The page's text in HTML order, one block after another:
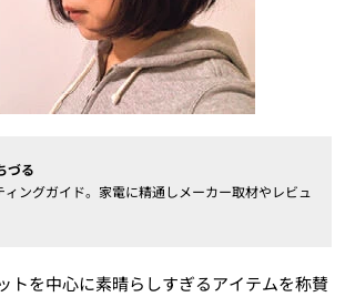
づる
ングガイド。家電に精通しメーカー取材やレビュ
トを中心に素晴らしすぎるアイテムを称賛